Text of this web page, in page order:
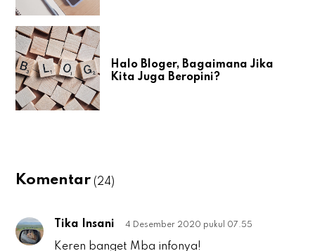
Halo Bloger, Bagaimana Jika
Kita Juga Beropini?
Komentar (24)
T Tika Insani 4 Desember 2020 pukul 07.55
Keren banget Mba infonya!